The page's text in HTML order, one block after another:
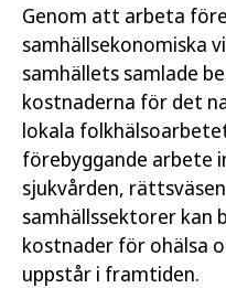
Genom att arbeta
samhällsekonomiska
samhällets samlade
kostnaderna för det
lokala
förebyggande arbete
sjukvården,
samhällssektorer kan
kostnader för ohälsa
uppstår i framtiden.